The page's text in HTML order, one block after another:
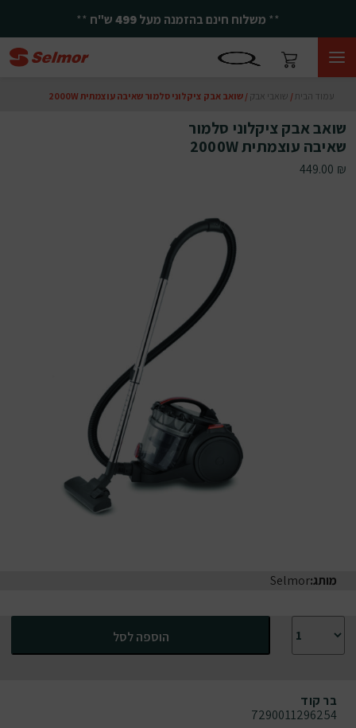
** משלוח חינם בהזמנה מעל499ש"ח **
עמוד הבית / שואבי אבק / שואב אבק ציקלוני סלמור שאיבה עוצמתית 2000W
מותג:Selmor
הוספה לסל
בר קוד
7290011296254
שואב אבק ציקלוני סלמור
שאיבה עוצמתית 2000W
449.00 ₪